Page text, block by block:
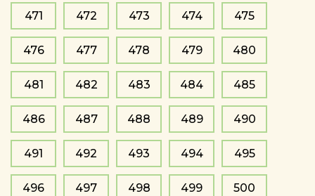
471 472 473 474 475
476 477 478 479 480
481 482 483 484 485
486 487 488 489 490
491 492 493 494 495
496 497 498 499 500